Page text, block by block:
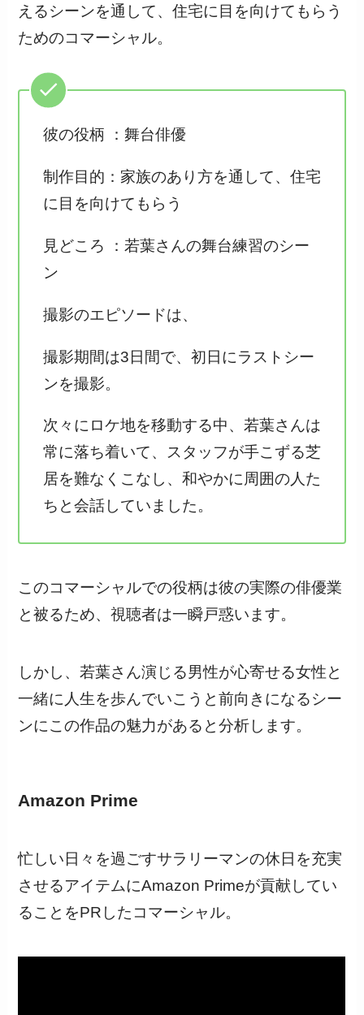
えるシーンを通して、住宅に目を向けてもらう
ためのコマーシャル。
彼の役柄 ：舞台俳優
制作目的：家族のあり方を通して、住宅
に目を向けてもらう
見どころ ：若葉さんの舞台練習のシー
ン
撮影のエピソードは、
撮影期間は3日間で、初日にラストシー
ンを撮影。
次々にロケ地を移動する中、若葉さんは
常に落ち着いて、スタッフが手こずる芝
居を難なくこなし、和やかに周囲の人た
ちと会話していました。
このコマーシャルでの役柄は彼の実際の俳優業
と被るため、視聴者は一瞬戸惑います。
しかし、若葉さん演じる男性が心寄せる女性と
一緒に人生を歩んでいこうと前向きになるシー
ンにこの作品の魅力があると分析します。
Amazon Prime
忙しい日々を過ごすサラリーマンの休日を充実
させるアイテムにAmazon Primeが貢献してい
ることをPRしたコマーシャル。